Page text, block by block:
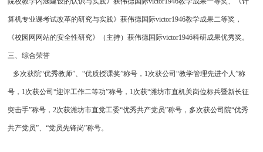
算机专业课考试改革的研究与实践》获伟德国际victor1946教学成果二等奖，
《校园网网站的安全性研究》（主持）获伟德国际victor1946科研成果优秀奖。
三、综合荣誉
多次获院“优秀教师”、“优质授课奖”称号，1次获公司“教学管理先进个人”称
号，1次获公司“迎评工作二等功”称号，1次获“潍坊市直机关岗位标兵暨新长征
突击手”称号，2次获潍坊市直党工委“优秀共产党员”称号，多次获公司院“优秀
共产党员”、“党员先锋岗”称号。